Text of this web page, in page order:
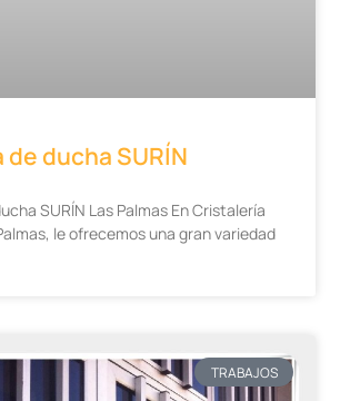
de ducha SURÍN
SURÍN Las Palmas En Cristalería
le ofrecemos una gran variedad
TRABAJOS